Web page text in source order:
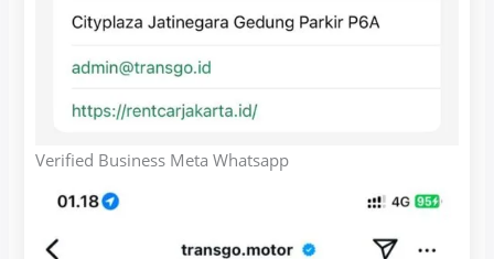
Verified Business Meta Whatsapp